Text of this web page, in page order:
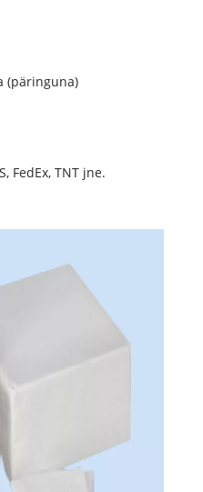
(päringuna)
FedEx, TNT jne.